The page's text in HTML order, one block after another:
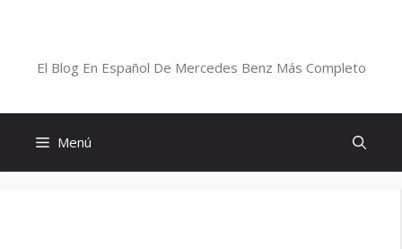
El Blog En Español De Mercedes Benz Más Completo
Menú